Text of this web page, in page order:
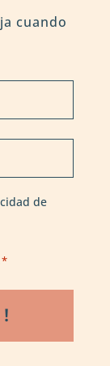
cuando
de
*